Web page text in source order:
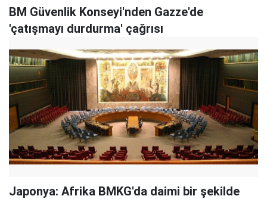
BM Güvenlik Konseyi'nden Gazze'de
'çatışmayı durdurma' çağrısı
Japonya: Afrika BMKG'da daimi bir şekilde